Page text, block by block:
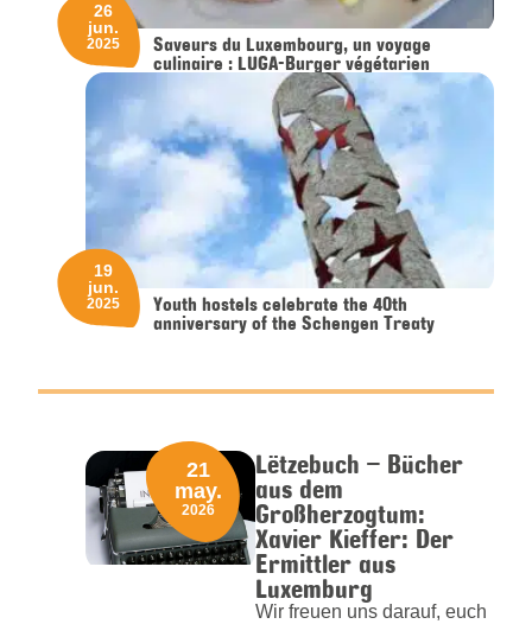
Saveurs du Luxembourg, un voyage
culinaire : LUGA-Burger végétarien
26
jun.
2025
Youth hostels celebrate the 40th
anniversary of the Schengen Treaty
19
jun.
2025
Lëtzebuch – Bücher
aus dem
Großherzogtum:
Xavier Kieffer: Der
Ermittler aus
Luxemburg
Wir freuen uns darauf, euch
21
may.
2026